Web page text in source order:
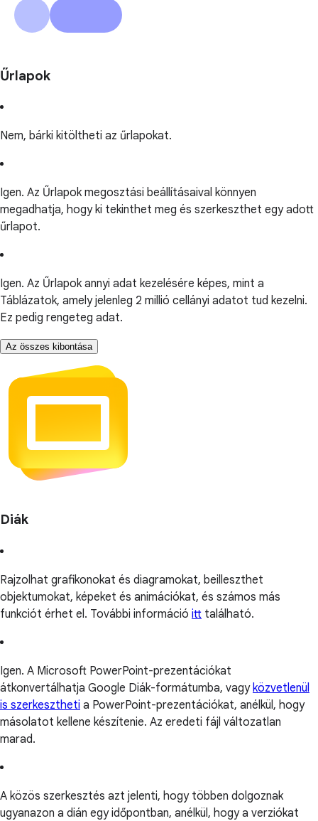
Űrlapok
Nem, bárki kitöltheti az űrlapokat.
Igen. Az Űrlapok megosztási beállításaival könnyen
megadhatja, hogy ki tekinthet meg és szerkeszthet egy adott
űrlapot.
Igen. Az Űrlapok annyi adat kezelésére képes, mint a
Táblázatok, amely jelenleg 2 millió cellányi adatot tud kezelni.
Ez pedig rengeteg adat.
Az összes kibontása
Diák
Rajzolhat grafikonokat és diagramokat, beilleszthet
objektumokat, képeket és animációkat, és számos más
funkciót érhet el. További információ itt található.
Igen. A Microsoft PowerPoint-prezentációkat
átkonvertálhatja Google Diák-formátumba, vagy közvetlenül
is szerkesztheti a PowerPoint-prezentációkat, anélkül, hogy
másolatot kellene készítenie. Az eredeti fájl változatlan
marad.
A közös szerkesztés azt jelenti, hogy többen dolgoznak
ugyanazon a dián egy időpontban, anélkül, hogy a verziókat